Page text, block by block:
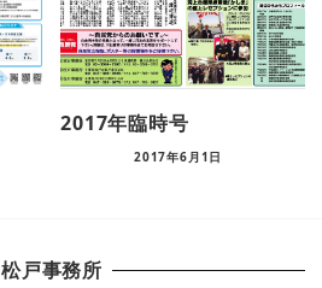
2017年臨時号
2017年6月1日
松戸事務所